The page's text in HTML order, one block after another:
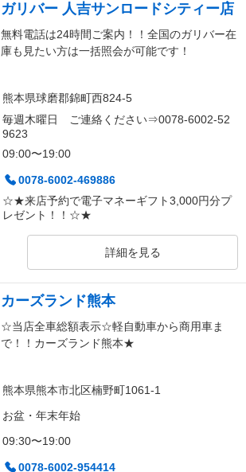
ガリバー 人吉サンロードシティー店
無料電話は24時間ご案内！！全国のガリバー在
庫も見たい方は一括照会が可能です！
熊本県球磨郡錦町西824-5
毎週木曜日 ご連絡ください⇒0078-6002-52
9623
09:00〜19:00
0078-6002-469886
☆★来店予約で電子マネーギフト3,000円分プ
レゼント！！☆★
詳細を見る
カーズランド熊本
☆当店全車総額表示☆軽自動車から商用車ま
で！！カーズランド熊本★
熊本県熊本市北区楠野町1061-1
お盆・年末年始
09:30〜19:00
0078-6002-954414